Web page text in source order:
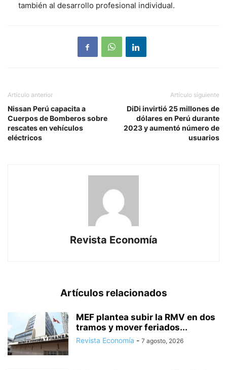
también al desarrollo profesional individual.
Artículo anterior
Nissan Perú capacita a
Cuerpos de Bomberos sobre
rescates en vehículos
eléctricos
Artículo siguiente
DiDi invirtió 25 millones de
dólares en Perú durante
2023 y aumentó número de
usuarios
Revista Economía
Artículos relacionados
MEF plantea subir la RMV en dos
tramos y mover feriados...
Revista Economía - 7 agosto, 2026